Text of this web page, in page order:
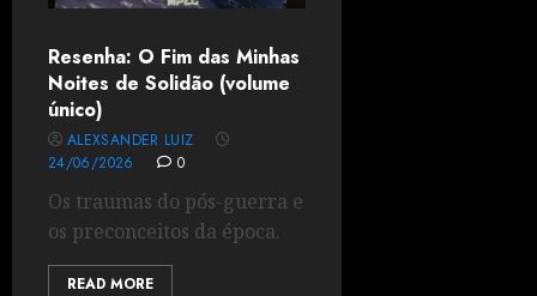
Resenha: O Fim das Minhas
Noites de Solidão (volume
único)
ALEXSANDER LUIZ
24/06/2026
0
Os traumas do pós-guerra e
os preconceitos da época.
READ MORE